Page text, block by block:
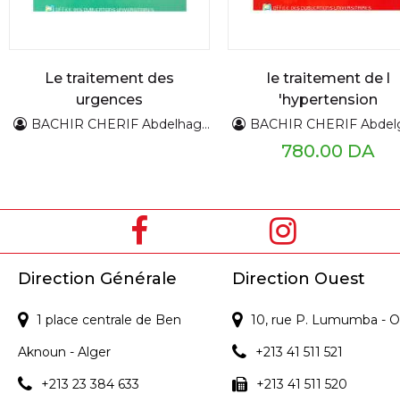
Le traitement des
urgences
hypertensives
BACHIR CHERIF Abdelhaghani
le traitement de l
'hypertension
artérielle
BACHIR CHERIF
780.00 DA
Direction Générale
1 place centrale de Ben
Aknoun - Alger
+213 23 384 633
Direction Ouest
10, rue P. Lumumba -
+213 41 511 521
+213 41 511 520